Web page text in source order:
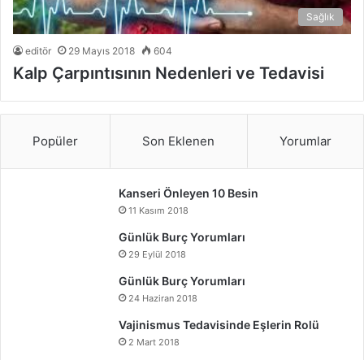
Sağlık
editör 29 Mayıs 2018 604
Kalp Çarpıntısının Nedenleri ve Tedavisi
Popüler Son Eklenen Yorumlar
Kanseri Önleyen 10 Besin
11 Kasım 2018
Günlük Burç Yorumları
29 Eylül 2018
Günlük Burç Yorumları
24 Haziran 2018
Vajinismus Tedavisinde Eşlerin Rolü
2 Mart 2018